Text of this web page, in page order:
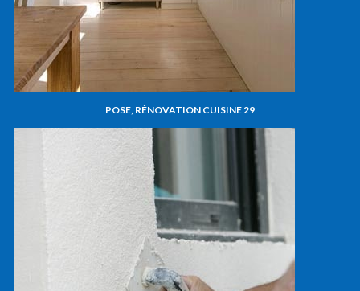
POSE, RÉNOVATION CUISINE 29